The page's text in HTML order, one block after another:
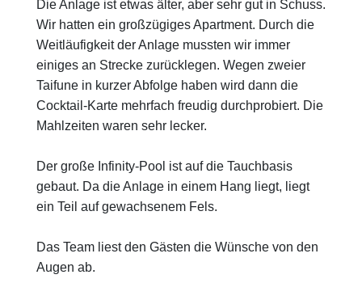
Die Anlage ist etwas älter, aber sehr gut in Schuss.
Wir hatten ein großzügiges Apartment. Durch die
Weitläufigkeit der Anlage mussten wir immer
einiges an Strecke zurücklegen. Wegen zweier
Taifune in kurzer Abfolge haben wird dann die
Cocktail-Karte mehrfach freudig durchprobiert. Die
Mahlzeiten waren sehr lecker.
Der große Infinity-Pool ist auf die Tauchbasis
gebaut. Da die Anlage in einem Hang liegt, liegt
ein Teil auf gewachsenem Fels.
Das Team liest den Gästen die Wünsche von den
Augen ab.